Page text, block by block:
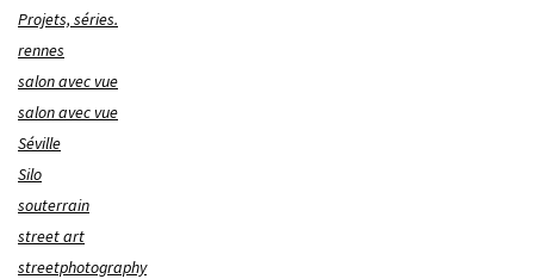
Projets, séries.
rennes
salon avec vue
salon avec vue
Séville
Silo
souterrain
street art
streetphotography